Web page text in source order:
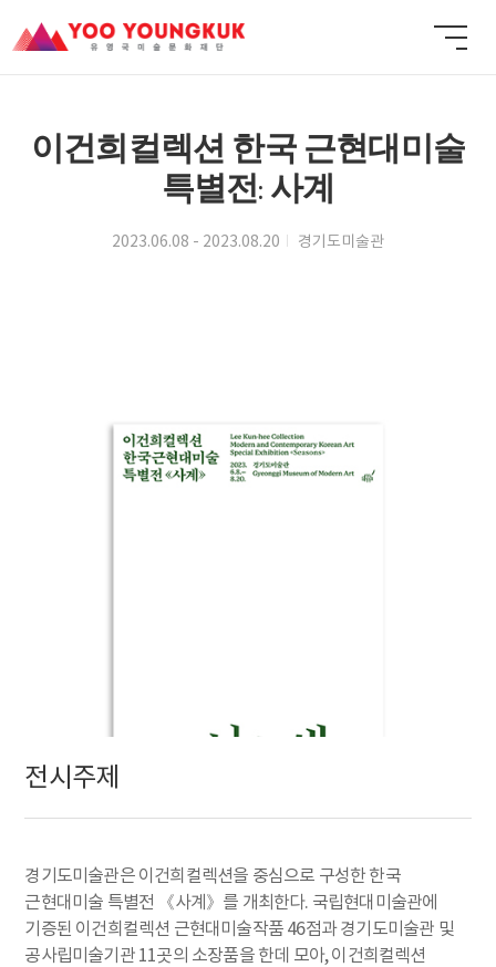
이건희컬렉션 한국 근현대미술
특별전: 사계
2023.06.08 - 2023.08.20 경기도미술관
전시주제
경기도미술관은 이건희컬렉션을 중심으로 구성한 한국
근현대미술 특별전 《사계》를 개최한다. 국립현대미술관에
기증된 이건희컬렉션 근현대미술작품 46점과 경기도미술관 및
공사립미술기관 11곳의 소장품을 한데 모아, 이건희컬렉션